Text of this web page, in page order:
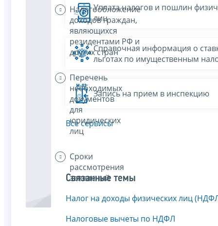
Налогообложение
доходов граждан,
являющихся
резидентами РФ и
других стран
Перечень
необходимых
документов
для
юридических
лиц
Сроки
рассмотрения
заявлений
Уплата налогов и пошлин
лиц
Справочная информация о
льготах по имущественным
Запись на прием в инспекцию
Все сервисы
Связанные темы
Налог на доходы физических лиц
Налоговые вычеты по НДФЛ